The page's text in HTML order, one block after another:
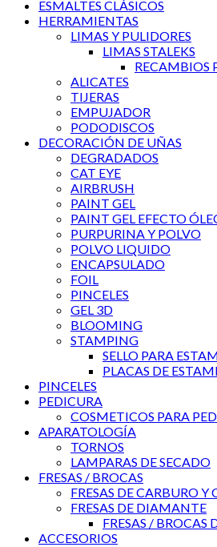
ESMALTES CLÁSICOS
HERRAMIENTAS
LIMAS Y PULIDORES
LIMAS STALEKS
RECAMBIOS
ALICATES
TIJERAS
EMPUJADOR
PODODISCOS
DECORACIÓN DE UÑAS
DEGRADADOS
CAT EYE
AIRBRUSH
PAINT GEL
PAINT GEL EFECTO
PURPURINA Y POLVO
POLVO LIQUIDO
ENCAPSULADO
FOIL
PINCELES
GEL 3D
BLOOMING
STAMPING
SELLO PARA
PLACAS DE
PINCELES
PEDICURA
COSMETICOS PARA
APARATOLOGÍA
TORNOS
LAMPARAS DE SECADO
FRESAS / BROCAS
FRESAS DE CARBURO Y
FRESAS DE DIAMANTE
FRESAS /
ACCESORIOS